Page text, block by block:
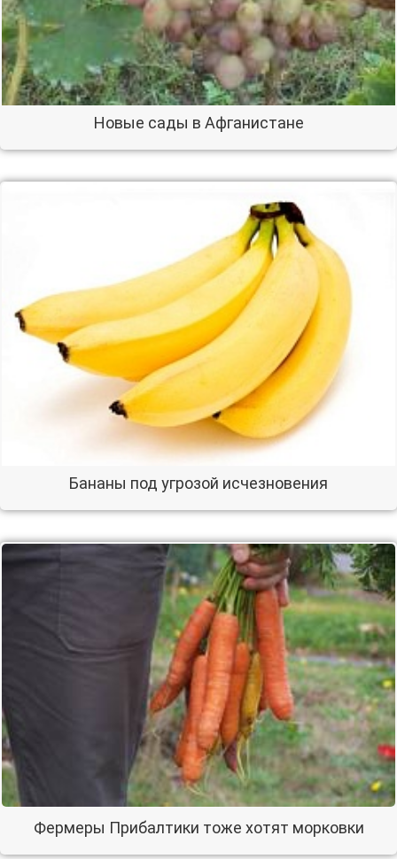
Новые сады в Афганистане
Бананы под угрозой исчезновения
Фермеры Прибалтики тоже хотят морковки